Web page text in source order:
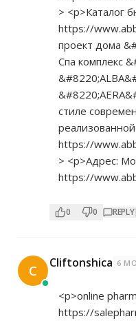
> <p>Каталог
https://
проект дома
Спа комплекс
стиле
https://
> <p>Адрес:
https://
0 0 REPLY
C Cliftonshica 6
<p>online
https://